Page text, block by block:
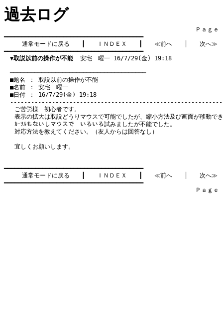
過去ログ
Ｐａｇｅ
━━━━━━━━━━━━━━━━━━━━━━━━━━━━━━━━━━━━━━━━
通常モードに戻る
ＩＮＤＥＸ ≪前へ
次へ≫
━━━━━━━━━━━━━━━━━━━━━━━━━━━━━━━━━━━━━━━━
▼取説以前の操作が不能
  安宅　曜一 16/7/29(金) 19:18
───────────────────────────────────────
■題名 ： 取説以前の操作が不能
■名前 ： 安宅　曜一
■日付 ： 16/7/29(金) 19:18
ご苦労様 初心者です。
表示の拡大は取説どうりマウスで可能でしたが、縮小方法及び画面が移動で
ｶｰｿﾙもないしマウスで いろいろ試みましたが不能でした。
対応方法を教えてください。（友人からは回答なし）
宜しくお願いします。
━━━━━━━━━━━━━━━━━━━━━━━━━━━━━━━━━━━━━━━━
通常モードに戻る
ＩＮＤＥＸ ≪前へ
次へ≫
━━━━━━━━━━━━━━━━━━━━━━━━━━━━━━━━━━━━━━━━
Ｐａｇｅ